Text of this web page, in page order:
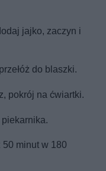
jajko, zaczyn i
do blaszki.
pokrój na ćwiartki.
minut w 180